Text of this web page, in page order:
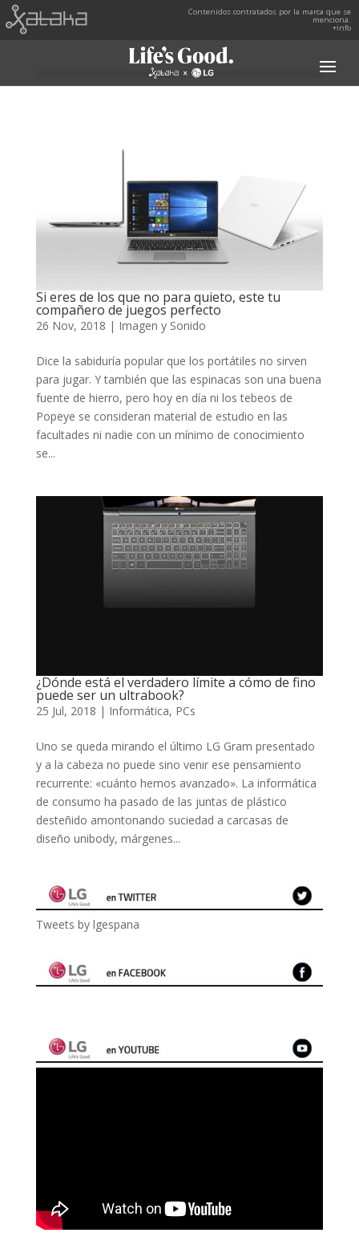
Contenidos contratados por la marca que se
menciona.
+info
Si eres de los que no para quieto, este tu
compañero de juegos perfecto
26 Nov, 2018 | Imagen y Sonido
Dice la sabiduría popular que los portátiles no sirven
para jugar. Y también que las espinacas son una buena
fuente de hierro, pero hoy en día ni los tebeos de
Popeye se consideran material de estudio en las
facultades ni nadie con un mínimo de conocimiento
se...
¿Dónde está el verdadero límite a cómo de fino
puede ser un ultrabook?
25 Jul, 2018 | Informática, PCs
Uno se queda mirando el último LG Gram presentado
y a la cabeza no puede sino venir ese pensamiento
recurrente: «cuánto hemos avanzado». La informática
de consumo ha pasado de las juntas de plástico
desteñido amontonando suciedad a carcasas de
diseño unibody, márgenes...
Tweets by lgespana